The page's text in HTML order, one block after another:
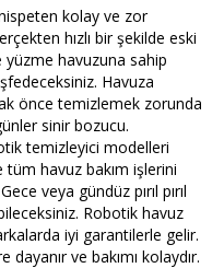
kolay ve zor
hızlı bir şekilde eski
havuzuna sahip
Havuza
önce temizlemek zorunda
sinir bozucu.
temizleyici modelleri
havuz bakım işlerini
veya gündüz pırıl pırıl
Robotik havuz
iyi garantilerle gelir.
dayanır ve bakımı kolaydır.